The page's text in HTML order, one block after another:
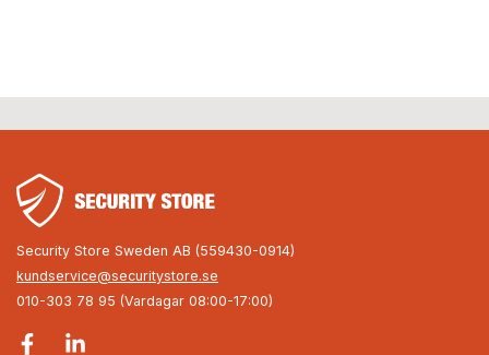
Security Store Sweden AB (559430-0914)
kundservice@securitystore.se
010-303 78 95 (Vardagar 08:00-17:00)